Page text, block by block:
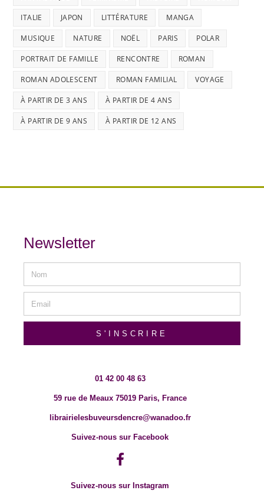
ITALIE JAPON LITTÉRATURE MANGA
MUSIQUE NATURE NOËL PARIS POLAR
PORTRAIT DE FAMILLE RENCONTRE ROMAN
ROMAN ADOLESCENT ROMAN FAMILIAL VOYAGE
À PARTIR DE 3 ANS À PARTIR DE 4 ANS
À PARTIR DE 9 ANS À PARTIR DE 12 ANS
Newsletter
S'INSCRIRE
01 42 00 48 63
59 rue de Meaux 75019 Paris, France
librairielesbuveursdencre@wanadoo.fr
Suivez-nous sur Facebook
Suivez-nous sur Instagram